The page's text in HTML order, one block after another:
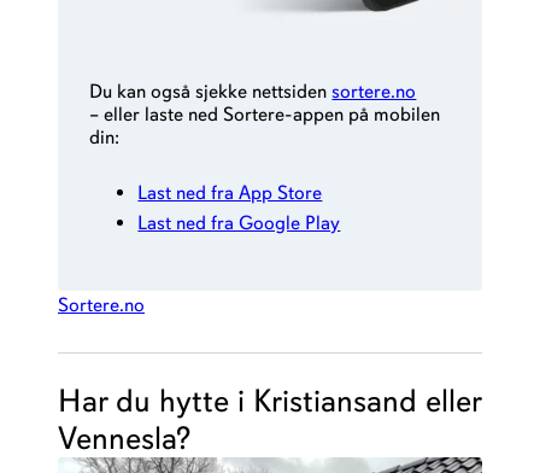
Du kan også sjekke nettsidensortere.no
– eller laste ned Sortere-appen på mobilen
din:
Last ned fra App Store
Last ned fra Google Play
Sortere.no
Har du hytte i Kristiansand eller
Vennesla?